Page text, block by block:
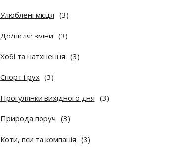
Улюблені місця (3)
До/після: зміни (3)
Хобі та натхнення (3)
Спорт і рух (3)
Прогулянки вихідного дня (3)
Природа поруч (3)
Коти, пси та компанія (3)